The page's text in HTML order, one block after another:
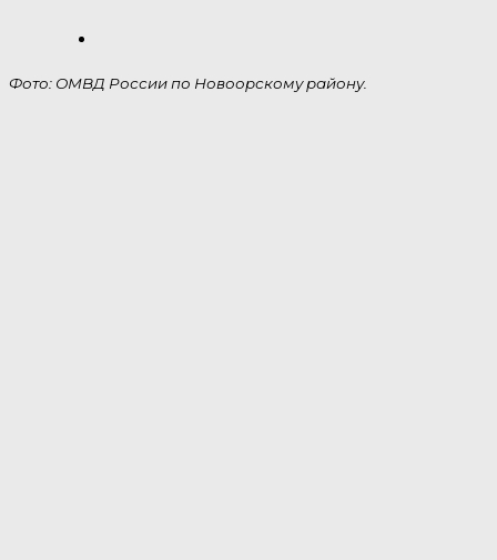
Фото: ОМВД России по Новоорскому району.